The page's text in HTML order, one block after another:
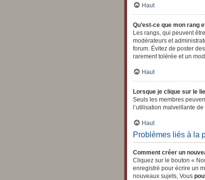
Haut
Qu’est-ce que mon rang
Les rangs, qui peuvent
modérateurs et
forum. Évitez de poster
rarement tolérée et un
Haut
Lorsque je clique sur le
Seuls les membres
l’utilisation malveillante
Haut
Problèmes liés à la
Comment créer un
Cliquez sur le bouton «
enregistré pour écrire un
nouveaux sujets, Vous